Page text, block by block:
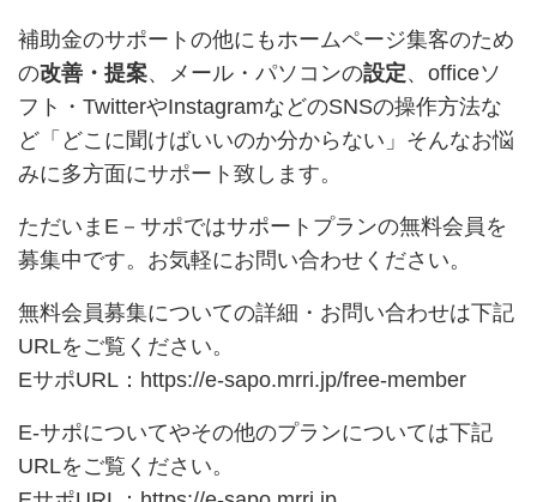
補助金のサポートの他にもホームページ集客のため
の改善・提案、メール・パソコンの設定、officeソ
フト・TwitterやInstagramなどのSNSの操作方法な
ど「どこに聞けばいいのか分からない」そんなお悩
みに多方面にサポート致します。
ただいまE－サポではサポートプランの無料会員を
募集中です。お気軽にお問い合わせください。
無料会員募集についての詳細・お問い合わせは下記
URLをご覧ください。
EサポURL： https://e-sapo.mrri.jp/free-member
E-サポについてやその他のプランについては下記
URLをご覧ください。